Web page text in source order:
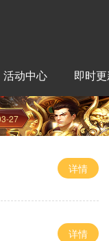
活动中心 即时
27
详情
详情